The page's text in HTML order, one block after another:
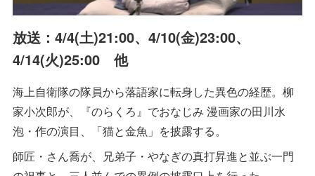
放送：4/4(土)21:00、4/10(金)23:00、
4/14(火)25:00 他
海上自衛隊の隊員から落語家に転身した異色の経歴。柳
家小次郎が、『のらくろ』でおなじみ 漫画家の田川水
泡・作の演目、「猫と金魚」を披露する。
師匠・さん喬が、兄弟子・やなぎの真打昇進と並ぶ一門